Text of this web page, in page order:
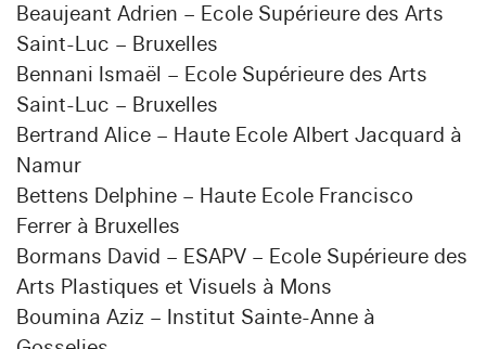
Beaujeant Adrien – Ecole Supérieure des Arts
Saint-Luc – Bruxelles
Bennani Ismaël – Ecole Supérieure des Arts
Saint-Luc – Bruxelles
Bertrand Alice – Haute Ecole Albert Jacquard à
Namur
Bettens Delphine – Haute Ecole Francisco
Ferrer à Bruxelles
Bormans David – ESAPV – Ecole Supérieure des
Arts Plastiques et Visuels à Mons
Boumina Aziz – Institut Sainte-Anne à